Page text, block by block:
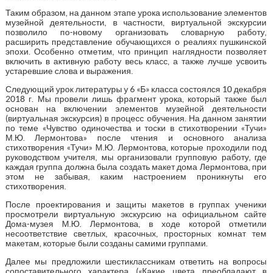
Таким образом, на данном этапе урока использование элементов
музейной деятельности, в частности, виртуальной экскурсии
позволило по-новому организовать словарную работу,
расширить представление обучающихся о реалиях пушкинской
эпохи. Особенно отметим, что принцип наглядности позволяет
включить в активную работу весь класс, а также лучше усвоить
устаревшие слова и выражения.
Следующий урок литературы у 6 «Б» класса состоялся 10 декабря
2018 г. Мы провели лишь фрагмент урока, который также был
основан на включении элементов музейной деятельности
(виртуальная экскурсия) в процесс обучения. На данном занятии
по теме «Чувство одиночества и тоски в стихотворении «Тучи»
М.Ю. Лермонтова» после чтения и основного анализа
стихотворения «Тучи» М.Ю. Лермонтова, которые проходили под
руководством учителя, мы организовали групповую работу, где
каждая группа должна была создать макет дома Лермонтова, при
этом не забывая, каким настроением проникнуты его
стихотворения.
После проектирования и защиты макетов в группах ученики
просмотрели виртуальную экскурсию на официальном сайте
Дома-музея М.Ю. Лермонтова, в ходе которой отметили
несоответствие светлых, красочных, просторных комнат тем
макетам, которые были созданы самими группами.
Далее мы предложили шестиклассникам ответить на вопросы
сопоставительного характера («Какие цвета преобладают в